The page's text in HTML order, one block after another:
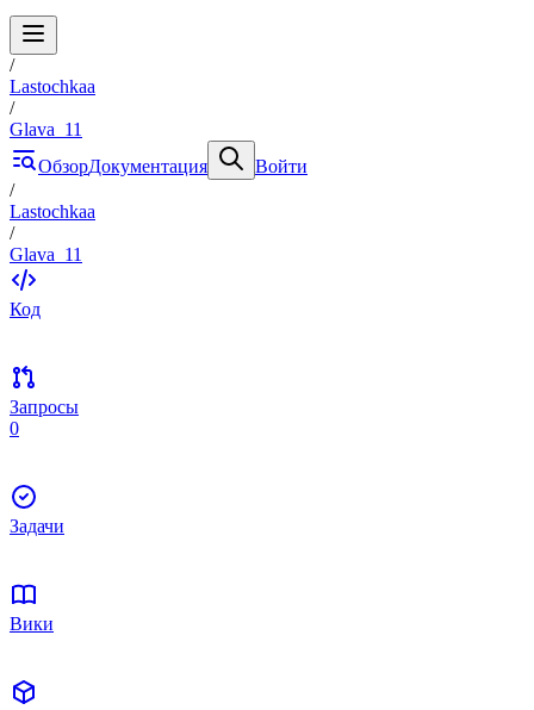
/
Lastochkaa
/
Glava_11
ОбзорДокументация
Войти
/
Lastochkaa
/
Glava_11
Код
Запросы
0
Задачи
Вики